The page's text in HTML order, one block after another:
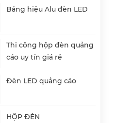
Bảng hiệu Alu đèn LED
Thi công hộp đèn quảng
cáo uy tín giá rẻ
Đèn LED quảng cáo
HỘP ĐÈN